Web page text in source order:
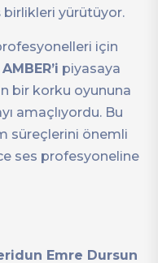
birlikleri yürütüyor.
için
AMBER’i piyasaya
bir korku oyununa
amaçlıyordu. Bu
süreçlerini önemli
ses profesyoneline
Emre Dursun